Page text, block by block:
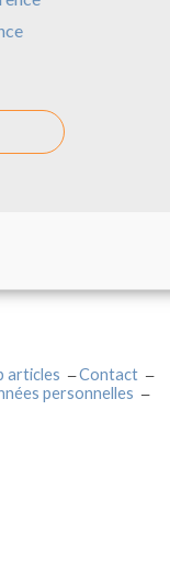
articles
Contact
personnelles